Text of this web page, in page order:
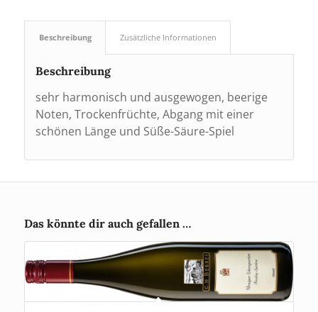
Beschreibung Zusätzliche Informationen
Beschreibung
sehr harmonisch und ausgewogen, beerige
Noten, Trockenfrüchte, Abgang mit einer
schönen Länge und Süße-Säure-Spiel
Das könnte dir auch gefallen …